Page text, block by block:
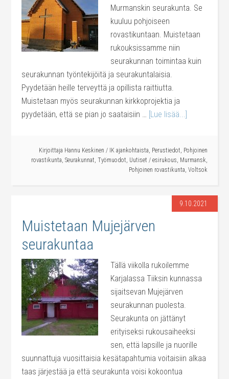
Murmanskin seurakunta. Se
kuuluu pohjoiseen
rovastikuntaan. Muistetaan
rukouksissamme niin
seurakunnan toimintaa kuin
seurakunnan työntekijöitä ja seurakuntalaisia.
Pyydetään heille terveyttä ja opillista raittiutta.
Muistetaan myös seurakunnan kirkkoprojektia ja
pyydetään, että se pian jo saataisiin … [Lue lisää...]
Kirjoittaja Hannu Keskinen / IK ajankohtaista, Perustiedot, Pohjoinen
rovastikunta, Seurakunnat, Työmuodot, Uutiset / esirukous, Murmansk,
Pohjoinen rovastikunta, Voltsok
9.10.2021
Muistetaan Mujejärven
seurakuntaa
Tällä viikolla rukoilemme
Karjalassa Tiiksin kunnassa
sijaitsevan Mujejärven
seurakunnan puolesta.
Seurakunta on jättänyt
erityiseksi rukousaiheeksi
sen, että lapsille ja nuorille
suunnattuja vuosittaisia kesätapahtumia voitaisiin alkaa
taas järjestää ja että seurakunta voisi kokoontua